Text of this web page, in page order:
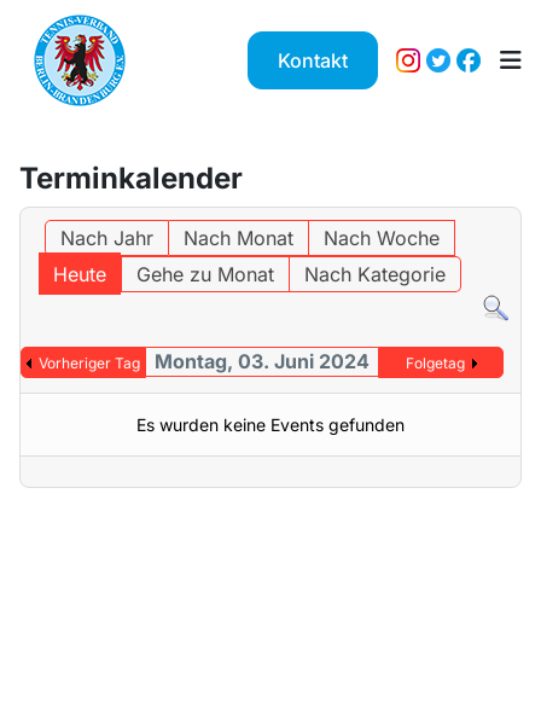
Kontakt
Terminkalender
Nach Jahr Nach Monat
Nach Woche
Heute
Gehe zu Monat Nach Kategorie
Vorheriger Tag Montag, 03. Juni 2024 Folgetag
Es wurden keine Events gefunden